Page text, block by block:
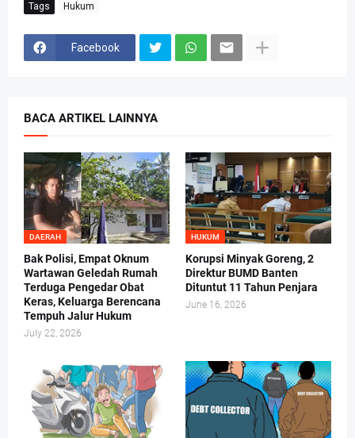
Tags Hukum
Facebook
BACA ARTIKEL LAINNYA
DAERAH
Bak Polisi, Empat Oknum
Wartawan Geledah Rumah
Terduga Pengedar Obat
Keras, Keluarga Berencana
Tempuh Jalur Hukum
July 22, 2026
HUKUM
Korupsi Minyak Goreng, 2
Direktur BUMD Banten
Dituntut 11 Tahun Penjara
June 16, 2026